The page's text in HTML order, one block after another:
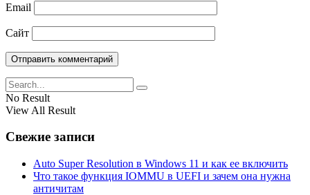
Email
Сайт
No Result
View All Result
Свежие записи
Auto Super Resolution в Windows 11 и как ее включить
Что такое функция IOMMU в UEFI и зачем она нужна
античитам